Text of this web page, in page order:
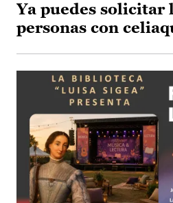
Ya puedes solicitar
personas con